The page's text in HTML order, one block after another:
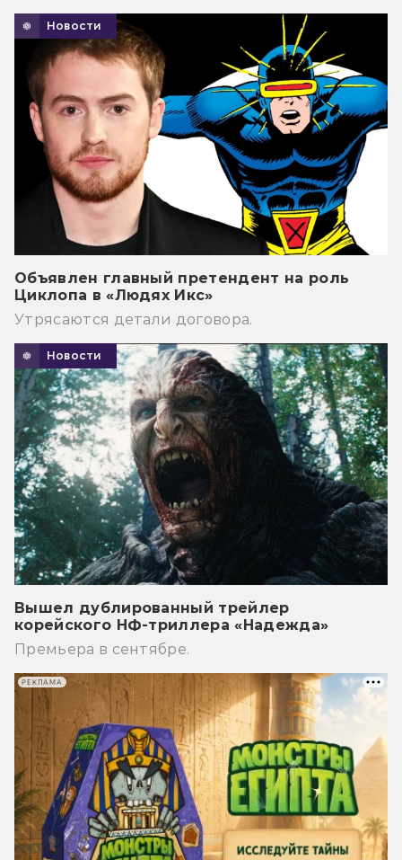
Новости
Объявлен главный претендент на роль
Циклопа в «Людях Икс»
Утрясаются детали договора.
Новости
Вышел дублированный трейлер
корейского НФ-триллера «Надежда»
Премьера в сентябре.
РЕКЛАМА